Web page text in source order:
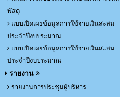
พัสดุ
แบบเปิดเผยข้อมูลการใช้จ่ายเงินสะสม
ประจำปีงบประมาณ
แบบเปิดเผยข้อมูลการใช้จ่ายเงินสะสม
ประจำปีงบประมาณ
รายงาน
รายงานการประชุมผู้บริหาร